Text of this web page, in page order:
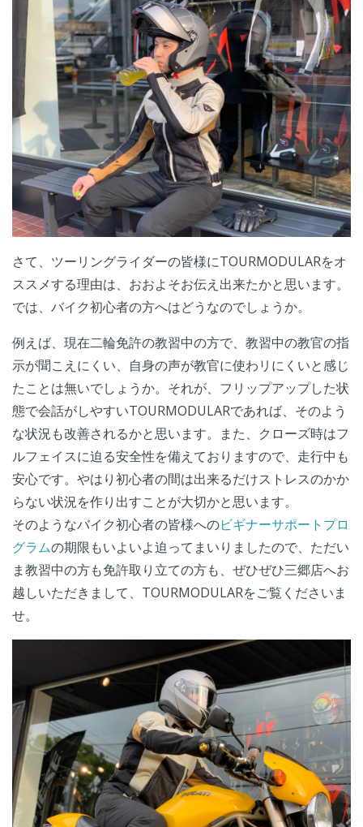
さて、ツーリングライダーの皆様にTOURMODULARをオ
ススメする理由は、おおよそお伝え出来たかと思います。
では、バイク初心者の方へはどうなのでしょうか。
例えば、現在二輪免許の教習中の方で、教習中の教官の指
示が聞こえにくい、自身の声が教官に使わリにくいと感じ
たことは無いでしょうか。それが、フリップアップした状
態で会話がしやすいTOURMODULARであれば、そのよう
な状況も改善されるかと思います。また、クローズ時はフ
ルフェイスに迫る安全性を備えておりますので、走行中も
安心です。やはり初心者の間は出来るだけストレスのかか
らない状況を作り出すことが大切かと思います。
そのようなバイク初心者の皆様へのビギナーサポートプロ
グラムの期限もいよいよ迫ってまいりましたので、ただい
ま教習中の方も免許取り立ての方も、ぜひぜひ三郷店へお
越しいただきまして、TOURMODULARをご覧くださいま
せ。